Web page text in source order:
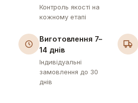
Контроль якості на
кожному етапі
Виготовлення 7–
14 днів
Індивідуальні
замовлення до 30
днів